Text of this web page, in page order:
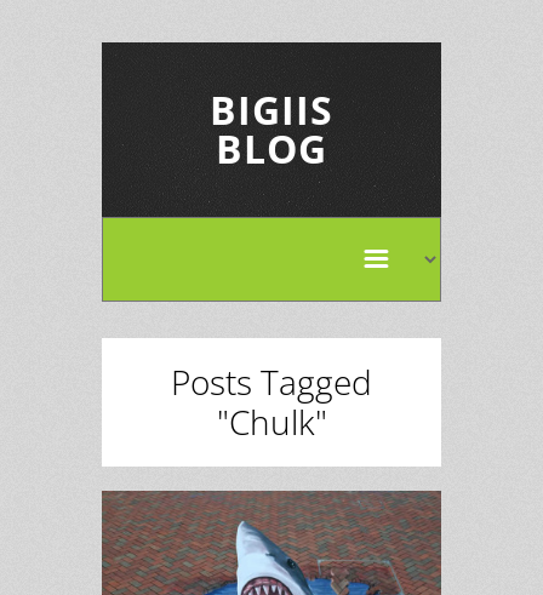
BIGIIS
BLOG
Posts Tagged
"Chulk"